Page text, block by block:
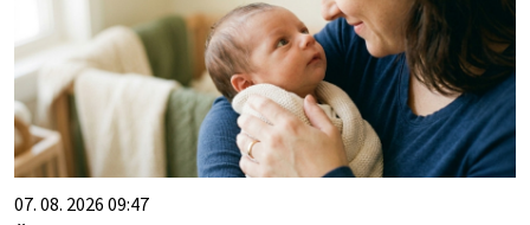
07. 08. 2026 09:47